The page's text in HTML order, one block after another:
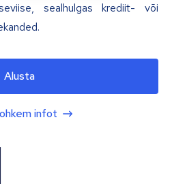
sealhulgas krediit- või
Alusta
infot